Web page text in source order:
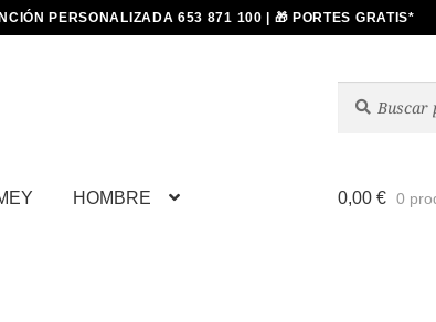
por:
HOMBRE 0,00 € 0